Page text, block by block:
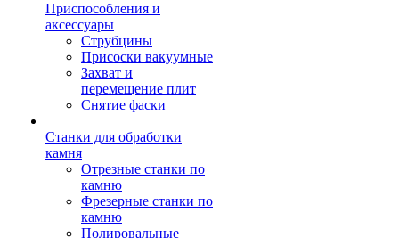
Приспособления и
аксессуары
Струбцины
Присоски вакуумные
Захват и
перемещение плит
Снятие фаски
Станки для обработки
камня
Отрезные станки по
камню
Фрезерные станки по
камню
Полировальные